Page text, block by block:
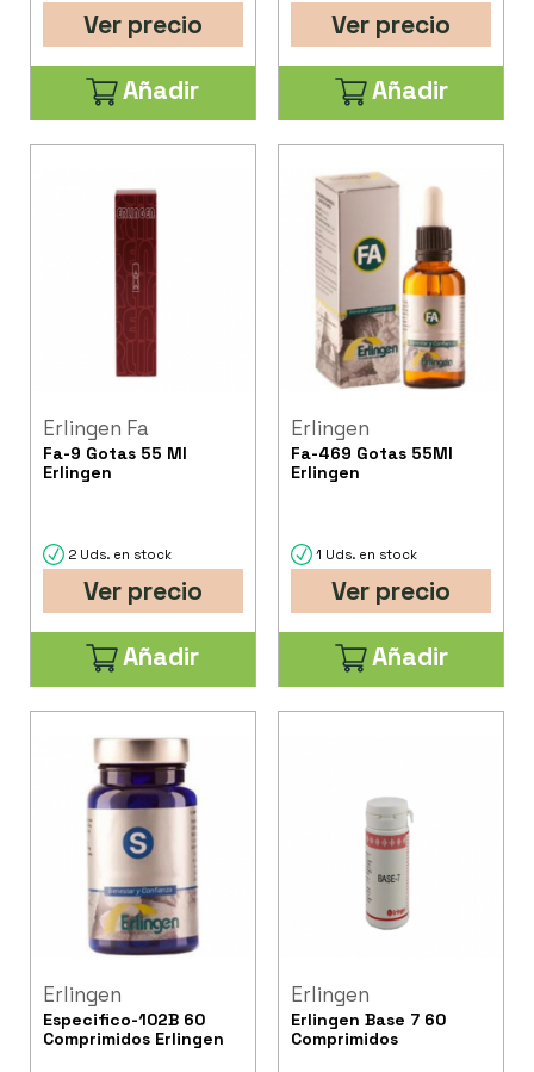
Ver precio
Añadir
Ver precio
Añadir
Erlingen Fa
Fa-9 Gotas 55 Ml
Erlingen
2 Uds. en stock
Ver precio
Añadir
Erlingen
Fa-469 Gotas 55Ml
Erlingen
1 Uds. en stock
Ver precio
Añadir
Erlingen
Especifico-102B 60
Comprimidos Erlingen
Erlingen
Erlingen Base 7 60
Comprimidos